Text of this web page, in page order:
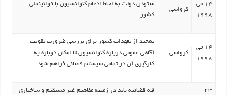
14 می
1998
کرواسی
ستودن دولت به لحاظ ادغام کنوانسیون با قوانینملی
کشور
14 می
1998
کرواسی
تمجید از تعهدات کشور برای بررسی ضرورت تقویت
آگاهی عمومی درباره کنوانسیون تا امکان دوباره به
کارگیری آن در تمامی سیستم قضائی فراهم شود
23
قه قضائیه باید در زمینه مفاهیم غیر مستقیم و ساختاری